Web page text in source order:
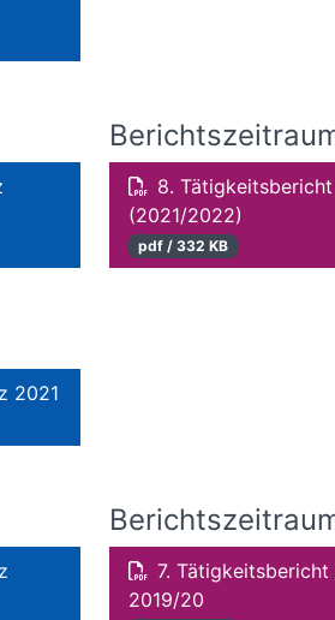
8.
(2021/2022)
pdf / 332 KB
2021
7.
2019/20